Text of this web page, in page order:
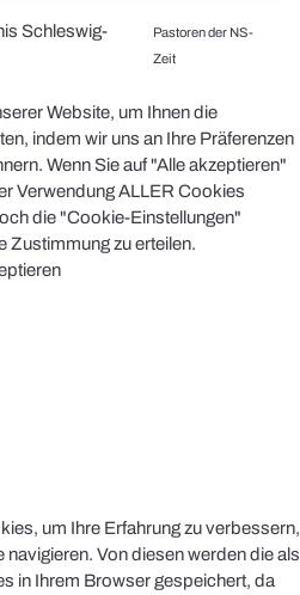
Schleswig-
Pastoren der NS-
Zeit
Website, um Ihnen die
indem wir uns an Ihre Präferenzen
Wenn Sie auf "Alle akzeptieren"
Verwendung ALLER Cookies
die "Cookie-Einstellungen"
Zustimmung zu erteilen.
um Ihre Erfahrung zu verbessern,
Von diesen werden die als
in Ihrem Browser gespeichert, da